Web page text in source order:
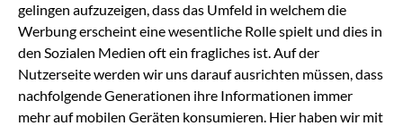
gelingen aufzuzeigen, dass das Umfeld in welchem die
Werbung erscheint eine wesentliche Rolle spielt und dies in
den Sozialen Medien oft ein fragliches ist. Auf der
Nutzerseite werden wir uns darauf ausrichten müssen, dass
nachfolgende Generationen ihre Informationen immer
mehr auf mobilen Geräten konsumieren. Hier haben wir mit